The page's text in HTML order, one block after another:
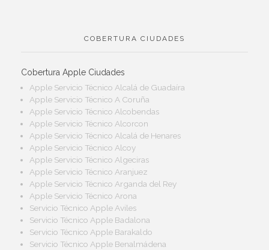
COBERTURA CIUDADES
Cobertura Apple Ciudades
Apple Servicio Técnico Alcalá de Guadaíra
Apple Servicio Técnico A Coruña
Apple Servicio Técnico Alcobendas
Apple Servicio Técnico Alcorcon
Apple Servicio Técnico Alcalá de Henares
Apple Servicio Técnico Alcoy
Apple Servicio Técnico Algeciras
Apple Servicio Técnico Aranjuez
Apple Servicio Técnico Arganda del Rey
Apple Servicio Técnico Arona
Servicio Técnico Apple Aviles
Servicio Técnico Apple Badalona
Servicio Técnico Apple Barakaldo
Servicio Técnico Apple Benalmádena